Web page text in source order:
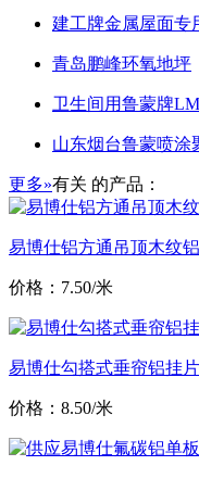
建工牌金属屋面专
青岛鹏峰环氧地坪
卫生间用鲁蒙牌
山东烟台鲁蒙喷涂
更多»有关 的产品：
易博仕铝方通吊顶木纹
价格：7.50/米
易博仕勾搭式垂帘铝挂
价格：8.50/米